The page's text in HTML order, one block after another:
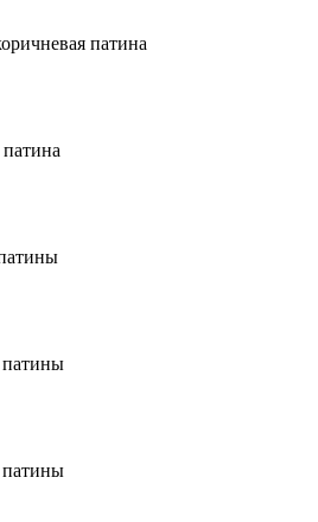
патина
патины
патины